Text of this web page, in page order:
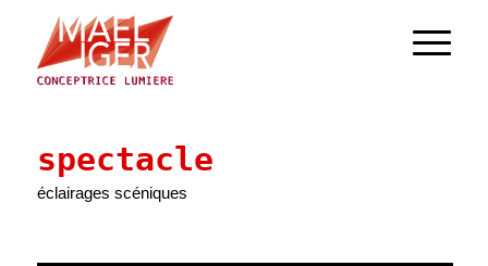
spectacle
éclairages scéniques